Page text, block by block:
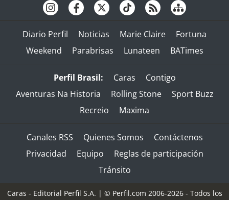
Diario Perfil Noticias Marie Claire
Fortuna
Weekend
Parabrisas Lunateen BATimes
Perfil Brasil: Caras
Contigo
Aventuras Na Historia
Rolling Stone
Sport Buzz
Recreio
Maxima
Canales RSS Quienes Somos
Contáctenos
Privacidad
Equipo
Reglas de participación
Tránsito
Caras - Editorial Perfil S.A. | © Perfil.com 2006-2026 - Todos los